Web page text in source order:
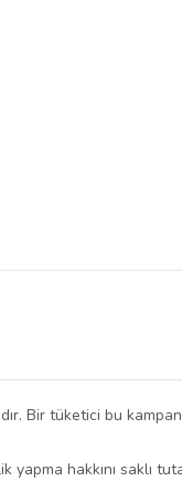
Bir tüketici bu
yapma hakkını saklı